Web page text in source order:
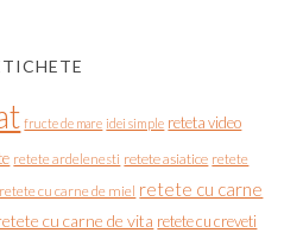
fructe de mare idei simple reteta video
retete ardelenesti retete asiatice retete
retete cu carne de miel retete cu carne
cu carne de vita retete cu creveti